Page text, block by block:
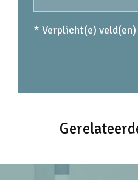
* Verplicht(e) veld(en)